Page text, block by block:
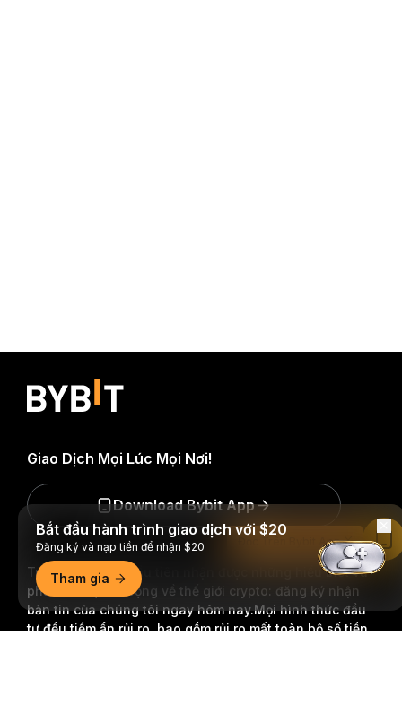
Trở thành người đầu tiên nhận được những hiểu biết và
phân tích quan trọng về thế giới crypto: đăng ký nhận
bản tin của chúng tôi ngay hôm nay.Mọi hình thức đầu
tư đều tiềm ẩn rủi ro, bao gồm rủi ro mất toàn bộ số tiền
Giao Dịch Mọi Lúc Mọi Nơi!
Download Bybit App
Bắt đầu hành trình giao dịch với $20
Đăng ký và nạp tiền để nhận $20
Tham gia
Đọc Trên Bybit App